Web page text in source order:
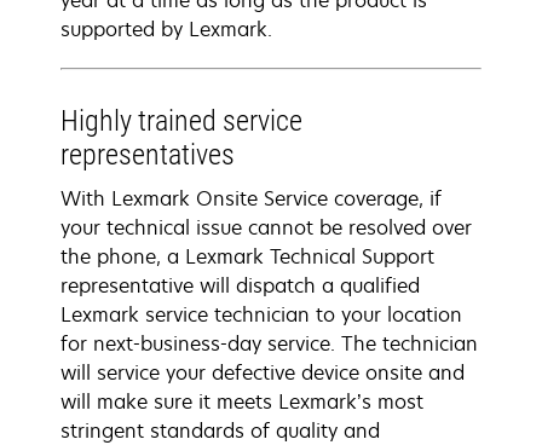
supported by Lexmark.
Highly trained service
representatives
With Lexmark Onsite Service coverage, if
your technical issue cannot be resolved over
the phone, a Lexmark Technical Support
representative will dispatch a qualified
Lexmark service technician to your location
for next-business-day service. The technician
will service your defective device onsite and
will make sure it meets Lexmark’s most
stringent standards of quality and